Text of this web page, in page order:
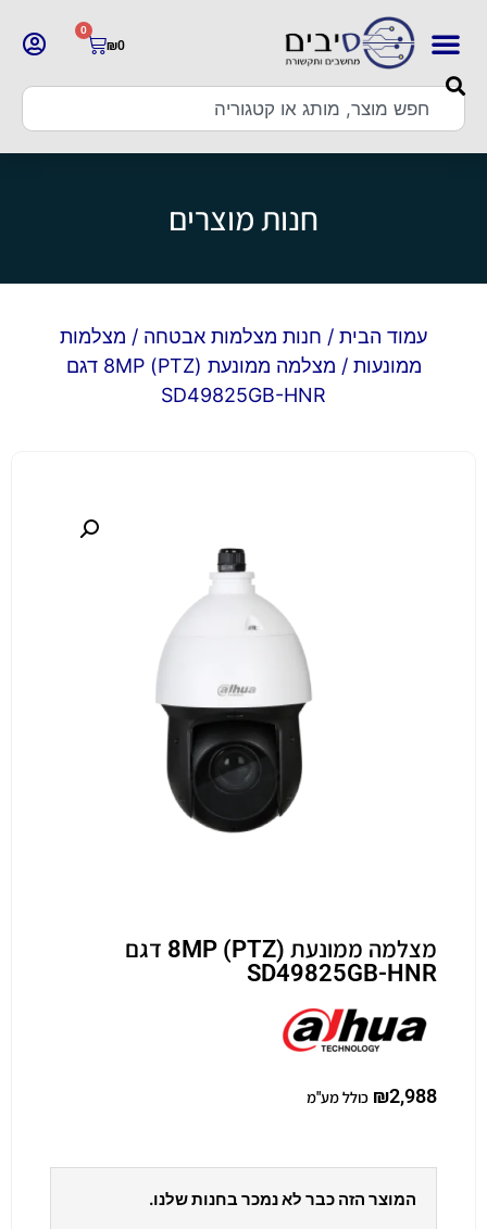
₪0
0
חנות מוצרים
עמוד הבית / חנות מצלמות אבטחה / מצלמות
ממונעות
/ מצלמה ממונעת (PTZ) 8MP דגם
SD49825GB-HNR
מצלמה ממונעת (PTZ) 8MP דגם
SD49825GB-HNR
₪2,988 כולל מע"מ
המוצר הזה כבר לא נמכר בחנות שלנו.